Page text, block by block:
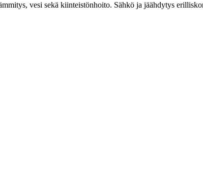
vesi sekä kiinteistönhoito. Sähkö ja jäähdytys